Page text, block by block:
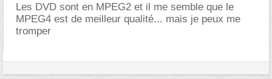
Les DVD sont en MPEG2 et il me semble que le
MPEG4 est de meilleur qualité... mais je peux me
tromper